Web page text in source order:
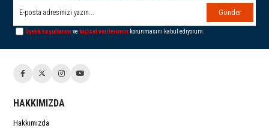
Gönder
Üyelik koşullarınıve kişisel verilerimin korunmasını kabul ediyorum.
HAKKIMIZDA
Hakkımızda